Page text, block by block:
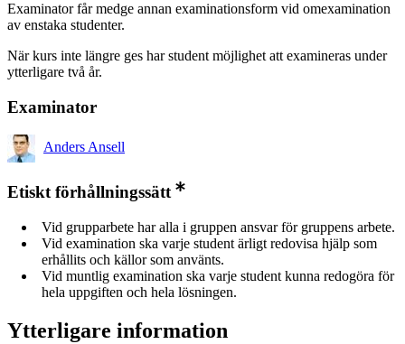
Examinator får medge annan examinationsform vid omexamination
av enstaka studenter.
När kurs inte längre ges har student möjlighet att examineras under
ytterligare två år.
Examinator
Anders Ansell
Etiskt förhållningssätt
Vid grupparbete har alla i gruppen ansvar för gruppens arbete.
Vid examination ska varje student ärligt redovisa hjälp som
erhållits och källor som använts.
Vid muntlig examination ska varje student kunna redogöra för
hela uppgiften och hela lösningen.
Ytterligare information